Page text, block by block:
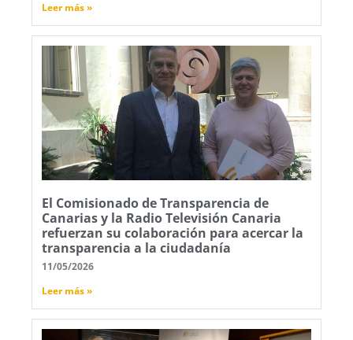
Leer más »
El Comisionado de Transparencia de
Canarias y la Radio Televisión Canaria
refuerzan su colaboración para acercar la
transparencia a la ciudadanía
11/05/2026
Leer más »